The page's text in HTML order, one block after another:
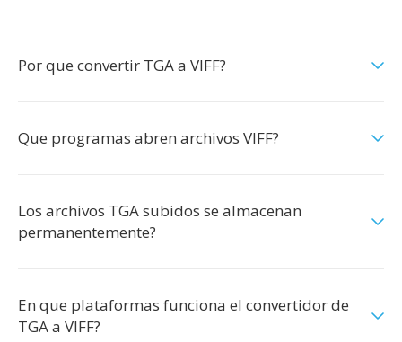
Por que convertir TGA a VIFF?
Que programas abren archivos VIFF?
Los archivos TGA subidos se almacenan
permanentemente?
En que plataformas funciona el convertidor de
TGA a VIFF?